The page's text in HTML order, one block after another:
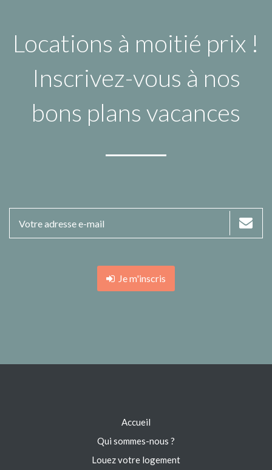
Locations à moitié prix !
Inscrivez-vous à nos
bons plans vacances
Je m'inscris
Accueil
Qui sommes-nous ?
Louez votre logement